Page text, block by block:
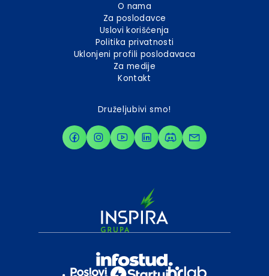
O nama
Za poslodavce
Uslovi korišćenja
Politika privatnosti
Uklonjeni profili poslodavaca
Za medije
Kontakt
Druželjubivi smo!